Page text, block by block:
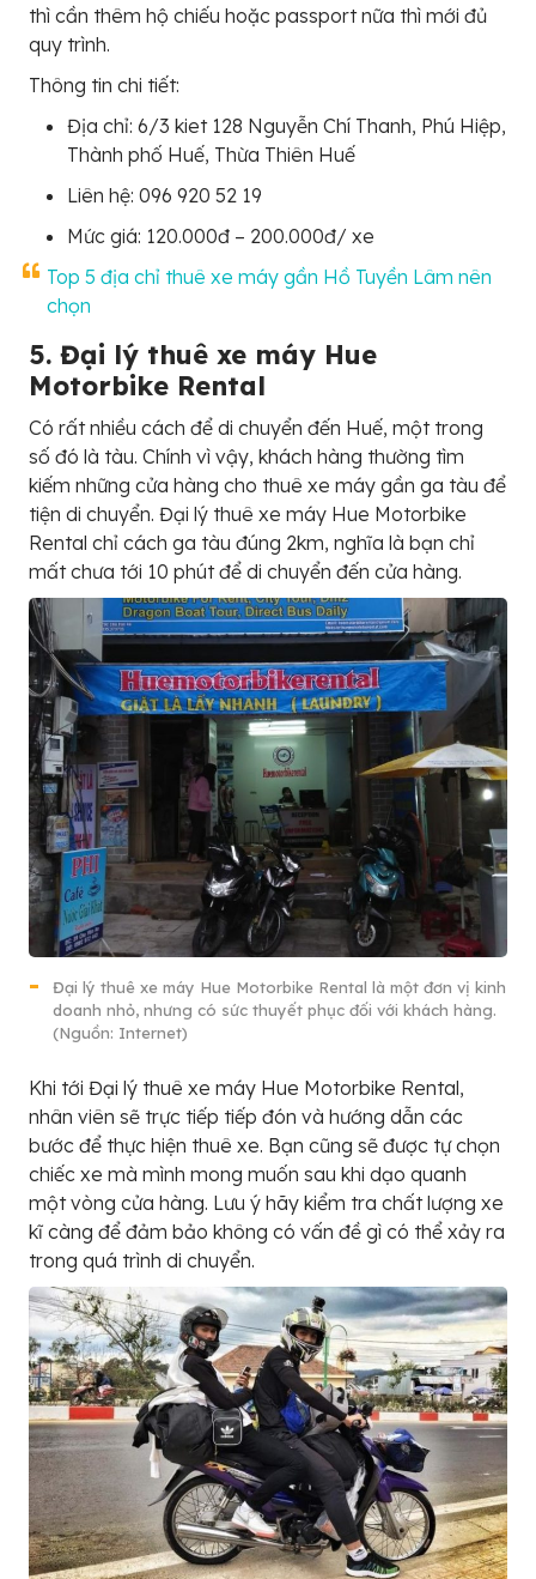
thì cần thêm hộ chiếu hoặc passport nữa thì mới đủ
quy trình.
Thông tin chi tiết:
Địa chỉ: 6/3 kiet 128 Nguyễn Chí Thanh, Phú Hiệp,
Thành phố Huế, Thừa Thiên Huế
Liên hệ: 096 920 52 19
Mức giá: 120.000đ – 200.000đ/ xe
Top 5 địa chỉ thuê xe máy gần Hồ Tuyền Lâm nên
chọn
5. Đại lý thuê xe máy Hue
Motorbike Rental
Có rất nhiều cách để di chuyển đến Huế, một trong
số đó là tàu. Chính vì vậy, khách hàng thường tìm
kiếm những cửa hàng cho thuê xe máy gần ga tàu để
tiện di chuyển. Đại lý thuê xe máy Hue Motorbike
Rental chỉ cách ga tàu đúng 2km, nghĩa là bạn chỉ
mất chưa tới 10 phút để di chuyển đến cửa hàng.
Đại lý thuê xe máy Hue Motorbike Rental là một đơn vị kinh
doanh nhỏ, nhưng có sức thuyết phục đối với khách hàng.
(Nguồn: Internet)
Khi tới Đại lý thuê xe máy Hue Motorbike Rental,
nhân viên sẽ trực tiếp tiếp đón và hướng dẫn các
bước để thực hiện thuê xe. Bạn cũng sẽ được tự chọn
chiếc xe mà mình mong muốn sau khi dạo quanh
một vòng cửa hàng. Lưu ý hãy kiểm tra chất lượng xe
kĩ càng để đảm bảo không có vấn đề gì có thể xảy ra
trong quá trình di chuyển.